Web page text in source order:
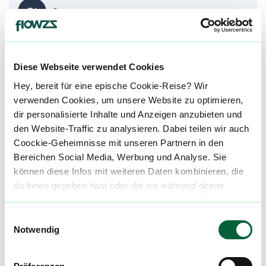
Diese Webseite verwendet Cookies
Hey, bereit für eine epische Cookie-Reise? Wir
verwenden Cookies, um unsere Website zu optimieren,
dir personalisierte Inhalte und Anzeigen anzubieten und
den Website-Traffic zu analysieren. Dabei teilen wir auch
Coockie-Geheimnisse mit unseren Partnern in den
Bereichen Social Media, Werbung und Analyse. Sie
können diese Infos mit weiteren Daten kombinieren, die
du ihnen gegeben hast oder die sie während deiner
wilden Internet-Abenteuer gesammelt haben. Begleite
Notwendig
St Stress
alle einblenden
Über diesen Strain:
E EL Patron
Produktbewertungen zu